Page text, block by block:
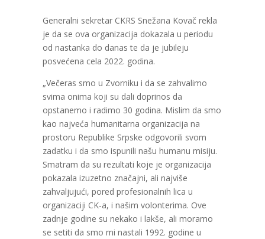
Generalni sekretar CKRS Snežana Kovač rekla
je da se ova organizacija dokazala u periodu
od nastanka do danas te da je jubileju
posvećena cela 2022. godina.
„Večeras smo u Zvorniku i da se zahvalimo
svima onima koji su dali doprinos da
opstanemo i radimo 30 godina. Mislim da smo
kao najveća humanitarna organizacija na
prostoru Republike Srpske odgovorili svom
zadatku i da smo ispunili našu humanu misiju.
Smatram da su rezultati koje je organizacija
pokazala izuzetno značajni, ali najviše
zahvaljujući, pored profesionalnih lica u
organizaciji CK-a, i našim volonterima. Ove
zadnje godine su nekako i lakše, ali moramo
se setiti da smo mi nastali 1992. godine u